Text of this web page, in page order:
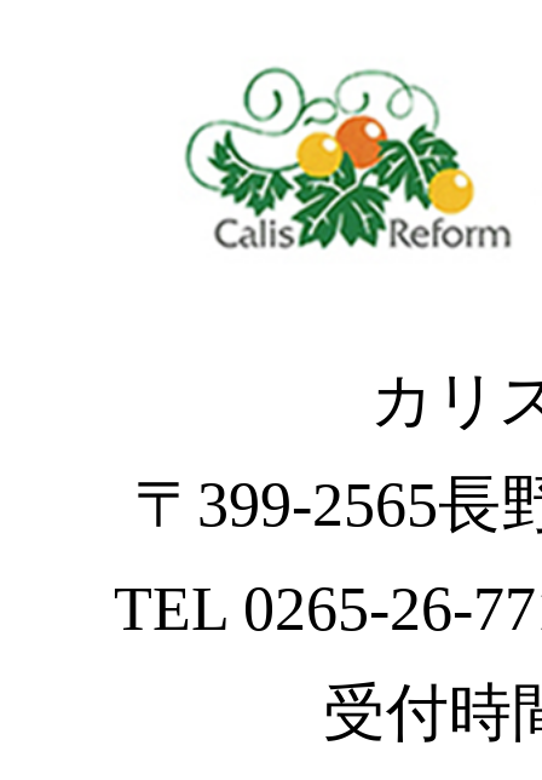
カリ
〒399-2565長
TEL 0265-26-
受付時